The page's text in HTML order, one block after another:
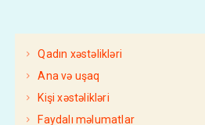
Qadın xəstəlikləri
Ana və uşaq
Kişi xəstəlikləri
Faydalı məlumatlar